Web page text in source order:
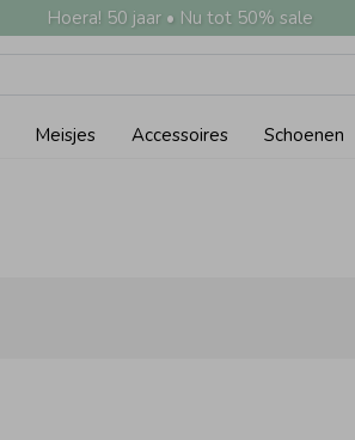
Hoera! 50 jaar • Nu tot 50% sale
Meisjes Accessoires Schoenen